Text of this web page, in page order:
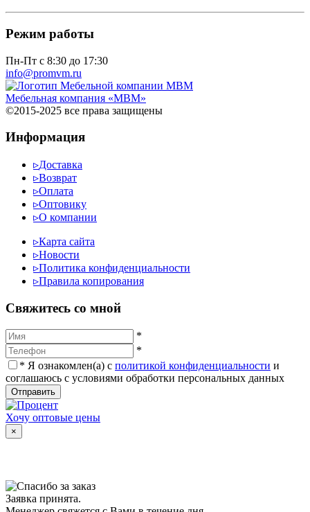
Режим работы
Пн-Пт с 8:30 до 17:30
info@promvm.ru
Мебельная компания «МВМ»
©2015-2025 все права защищены
Информация
▹Доставка
▹Возврат
▹Оплата
▹Оптовику
▹О компании
▹Карта сайта
▹Новости
▹Политика конфиденциальности
▹Правила копирования
Cвяжитесь со мной
*
*
* Я ознакомлен(а) с политикой конфиденциальности и
соглашаюсь с условиями обработки персональных данных
Отправить
Хочу оптовые цены
×
Заявка принята.